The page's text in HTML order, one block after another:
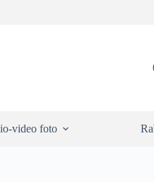
video foto